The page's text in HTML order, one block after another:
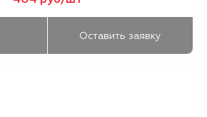
Оставить заявку